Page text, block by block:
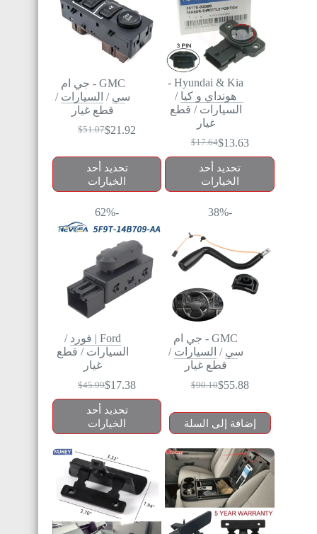
Hyundai & Kia -
هونداي و كيا /
السيارات / قطع
غيار
$17.64$13.63
تحديد أحد
الخيارات
GMC - جي ام
سي / السيارات /
قطع غيار
$51.07$21.92
تحديد أحد
الخيارات
-38%
GMC - جي ام
سي / السيارات /
قطع غيار
$90.10$55.88
إضافة إلى السلة
-62%
Ford | فورد
/
السيارات / قطع
غيار
$45.99$17.38
تحديد أحد
الخيارات